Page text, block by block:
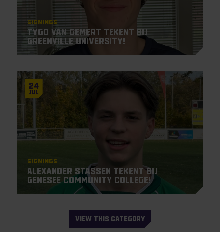
Signings
Tygo van Gemert tekent bij
Greenville University!
24
Jul
Signings
Alexander Stassen tekent bij
Genesee Community College!
VIEW THIS CATEGORY